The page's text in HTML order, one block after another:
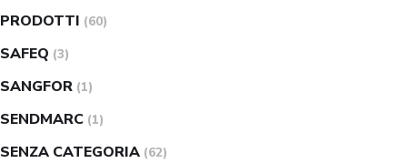
PRODOTTI (60)
SAFEQ (3)
SANGFOR (1)
SENDMARC (1)
SENZA CATEGORIA (62)